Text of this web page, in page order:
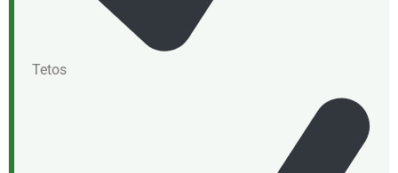
Tetos